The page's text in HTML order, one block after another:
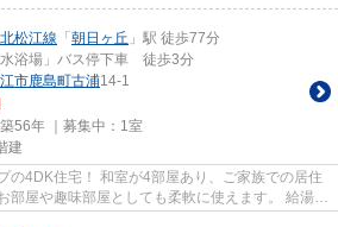
松江線 「 朝日ヶ丘 」駅 徒歩77分
水浴場」バス停下車 徒歩3分
市鹿島町古浦14-1
56年 ｜募集中： 1室
建
の4DK住宅！ 和室が4部屋あり、ご家族での居住
部屋や趣味部屋としても柔軟に使えます。 給湯は